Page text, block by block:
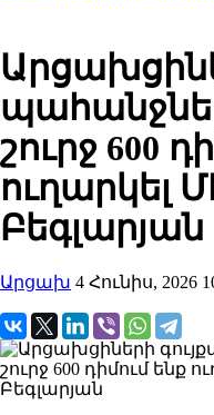
շուրջ 600
ուղարկել
Բեգլարյան
Արցախ 4 Հունիս, 2026